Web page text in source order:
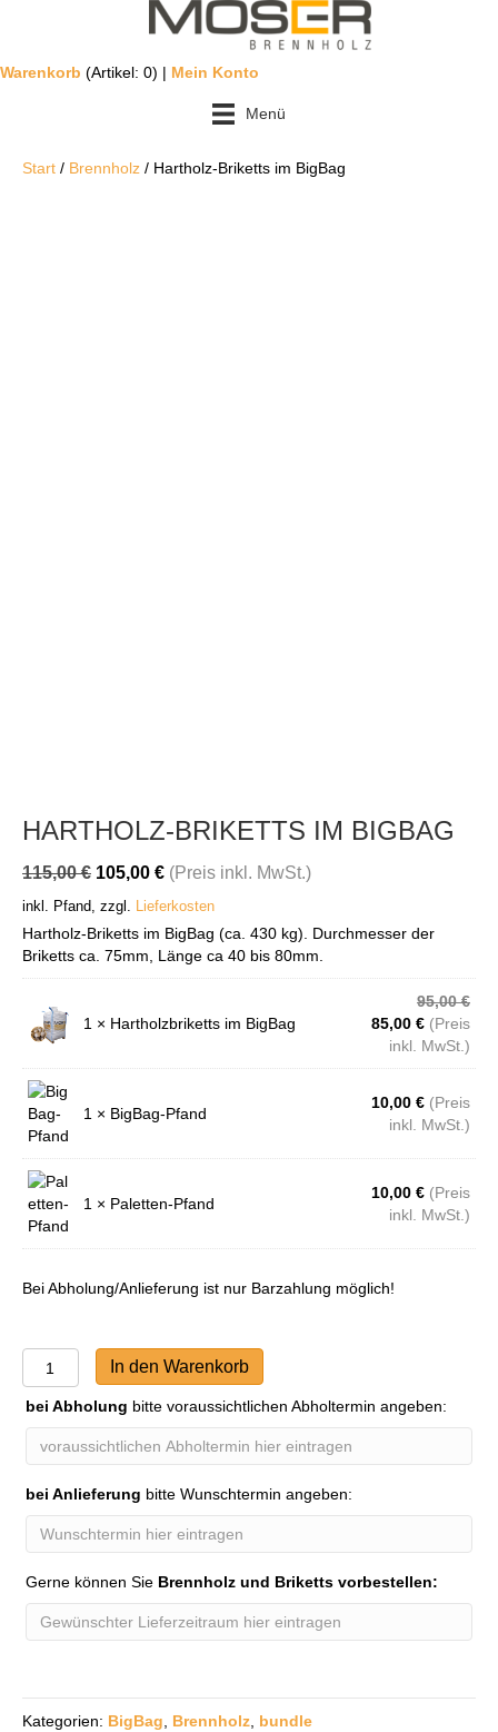
Warenkorb (Artikel: 0) | Mein Konto
Menü
Start / Brennholz / Hartholz-Briketts im BigBag
HARTHOLZ-BRIKETTS IM BIGBAG
115,00€ Ursprünglicher
war:
115,00 €
105,00 €Aktueller
ist:
105,00 €.
(Preis inkl. MwSt.)
inkl. Pfand, zzgl. Lieferkosten
Hartholz-Briketts im BigBag (ca. 430 kg). Durchmesser der
Briketts ca. 75mm, Länge ca 40 bis 80mm.
1 × Hartholzbriketts im BigBag
95,00€
85,00 €Aktueller
Preis
ist:
(Preis
inkl. MwSt.)
1 × BigBag-Pfand
10,00 € (Preis
inkl. MwSt.)
1 × Paletten-Pfand
10,00 € (Preis
inkl. MwSt.)
Bei Abholung/Anlieferung ist nur Barzahlung möglich!
Hartholz-
Briketts
im
BigBag
Menge
In den Warenkorb
bei Abholung bitte voraussichtlichen Abholtermin angeben:
bei Anlieferung bitte Wunschtermin angeben:
Gerne können Sie Brennholz und Briketts vorbestellen:
Kategorien: BigBag, Brennholz, bundle